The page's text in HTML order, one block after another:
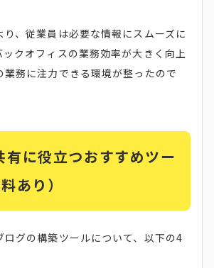
り、従業員は必要な情報にスムーズに
ックオフィスの業務効率が大きく向上
業務に注力できる環境が整ったので
有に役立つおすすめツー
あり）
ログの構築ツールについて、以下の4